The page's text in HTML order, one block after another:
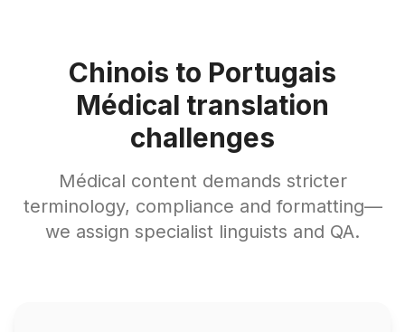
Chinois to Portugais
Médical translation
challenges
Médical content demands stricter
terminology, compliance and formatting—
we assign specialist linguists and QA.